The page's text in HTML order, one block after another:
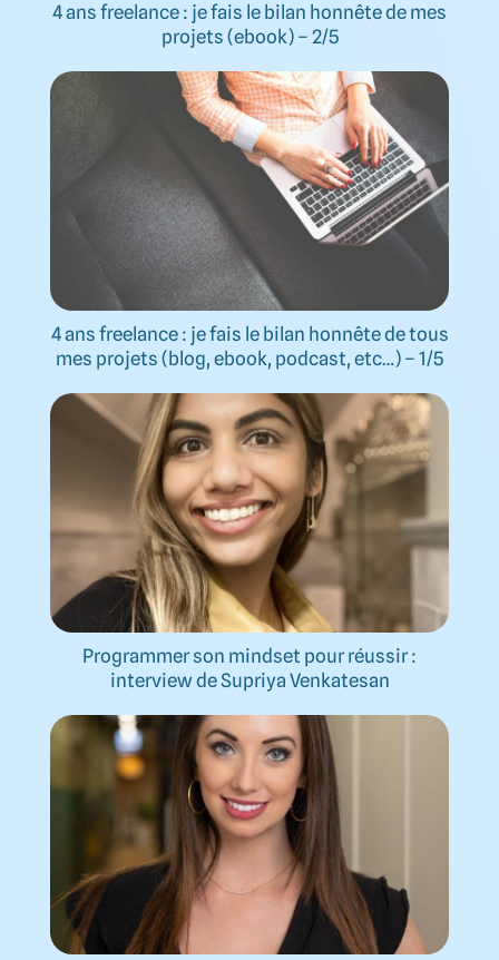
4 ans freelance : je fais le bilan honnête de mes
projets (ebook) – 2/5
4 ans freelance : je fais le bilan honnête de tous
mes projets (blog, ebook, podcast, etc…) – 1/5
Programmer son mindset pour réussir :
interview de Supriya Venkatesan